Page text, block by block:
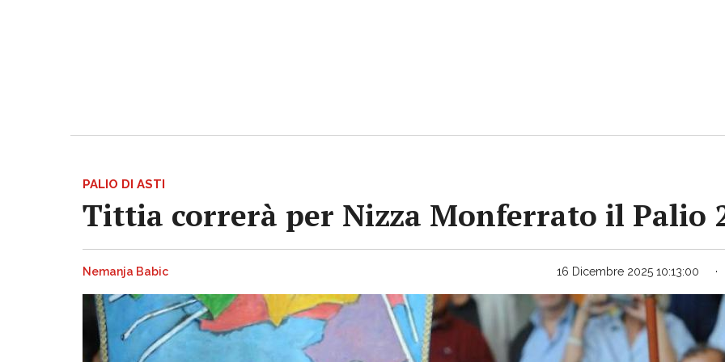
PALIO DI ASTI
Tittia correrà per Nizza Monferrato il Palio
Nemanja Babic 16 Dicembre 2025 10:13:00